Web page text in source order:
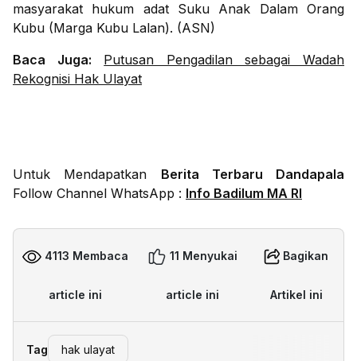
masyarakat hukum adat Suku Anak Dalam Orang
Kubu (Marga Kubu Lalan). (ASN)
Baca Juga:
Putusan Pengadilan sebagai Wadah
Rekognisi Hak Ulayat
Untuk Mendapatkan Berita Terbaru Dandapala
Follow Channel WhatsApp : Info Badilum MA RI
4113 Membaca
article ini
11 Menyukai
article ini
Bagikan
Artikel ini
Tag hak ulayat